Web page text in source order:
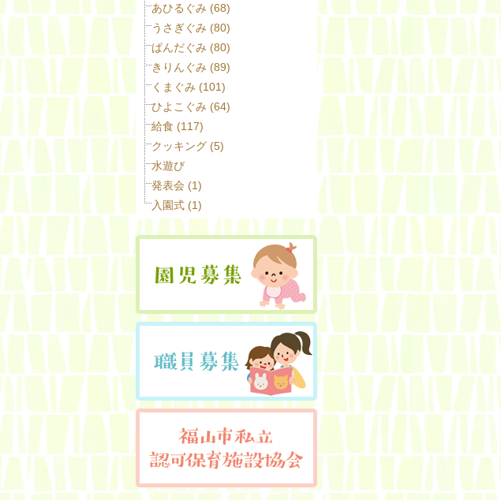
あひるぐみ (68)
うさぎぐみ (80)
ぱんだぐみ (80)
きりんぐみ (89)
くまぐみ (101)
ひよこぐみ (64)
給食 (117)
クッキング (5)
水遊び
発表会 (1)
入園式 (1)